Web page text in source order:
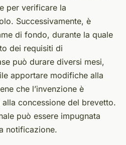
per verificare la
Successivamente, è
di fondo, durante la quale
dei requisiti di
può durare diversi mesi,
apportare modifiche alla
che l’invenzione è
concessione del brevetto.
può essere impugnata
notificazione.